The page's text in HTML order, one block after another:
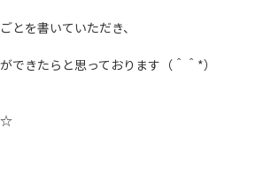
とを書いていただき、
できたらと思っております（＾＾*）
☆